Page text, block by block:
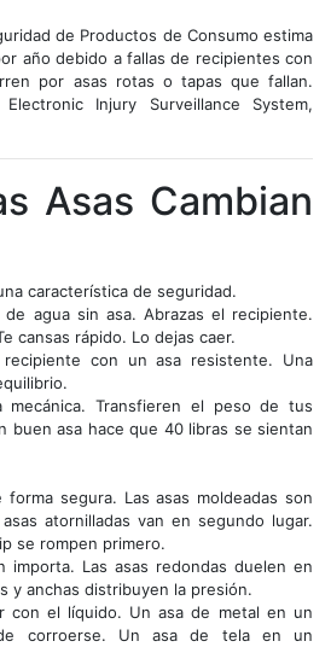
de Productos de Consumo estima
año debido a fallas de recipientes con
por asas rotas o tapas que fallan.
Injury Surveillance System,
Asas Cambian
característica de seguridad.
agua sin asa. Abrazas el recipiente.
cansas rápido. Lo dejas caer.
con un asa resistente. Una
mecánica. Transfieren el peso de tus
buen asa hace que 40 libras se sientan
segura. Las asas moldeadas son
atornilladas van en segundo lugar.
se rompen primero.
importa. Las asas redondas duelen en
y anchas distribuyen la presión.
con el líquido. Un asa de metal en un
corroerse. Un asa de tela en un